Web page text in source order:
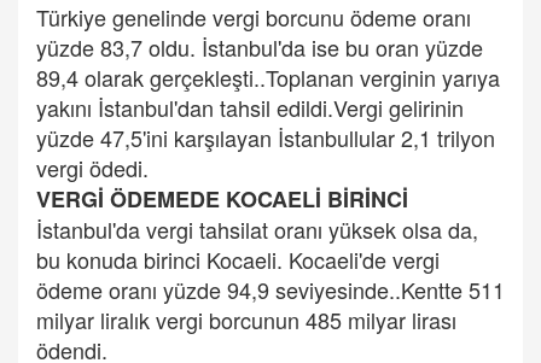
Türkiye genelinde vergi borcunu ödeme oranı
yüzde 83,7 oldu. İstanbul'da ise bu oran yüzde
89,4 olarak gerçekleşti..Toplanan verginin yarıya
yakını İstanbul'dan tahsil edildi.Vergi gelirinin
yüzde 47,5'ini karşılayan İstanbullular 2,1 trilyon
vergi ödedi.
VERGİ ÖDEMEDE KOCAELİ BİRİNCİ
İstanbul'da vergi tahsilat oranı yüksek olsa da,
bu konuda birinci Kocaeli. Kocaeli'de vergi
ödeme oranı yüzde 94,9 seviyesinde..Kentte 511
milyar liralık vergi borcunun 485 milyar lirası
ödendi.